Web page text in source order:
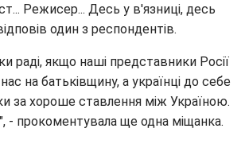
Режисер... Десь у в'язниці, десь
один з респондентів.
раді, якщо наші представники Росії
на батьківщину, а українці до себе
за хороше ставлення між Україною.
- прокоментувала ще одна міщанка.